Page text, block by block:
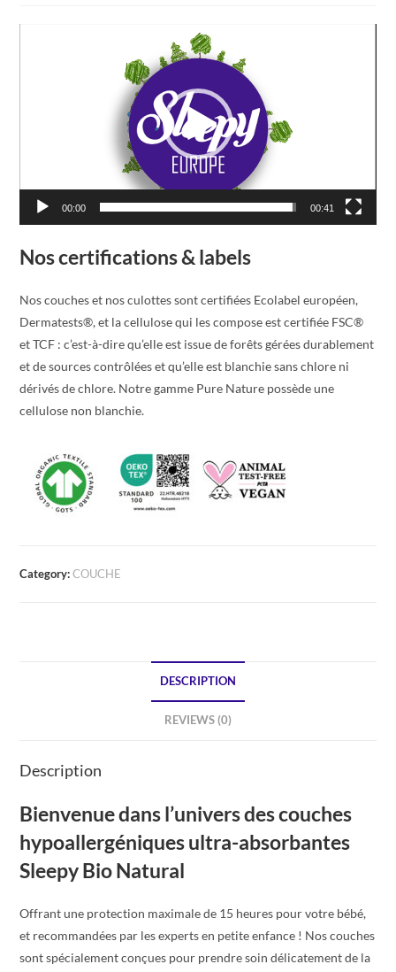
00:00 00:41
Nos certifications & labels
Nos couches et nos culottes sont certifiées Ecolabel européen,
Dermatests®, et la cellulose qui les compose est certifiée FSC®
et TCF : c’est-à-dire qu’elle est issue de forêts gérées durablement
et de sources contrôlées et qu’elle est blanchie sans chlore ni
dérivés de chlore. Notre gamme Pure Nature possède une
cellulose non blanchie.
Category:COUCHE
DESCRIPTION
REVIEWS (0)
Description
Bienvenue dans l’univers des couches
hypoallergéniques ultra-absorbantes
Sleepy Bio Natural
Offrant une protection maximale de 15 heures pour votre bébé,
et recommandées par les experts en petite enfance ! Nos couches
sont spécialement conçues pour prendre soin délicatement de la